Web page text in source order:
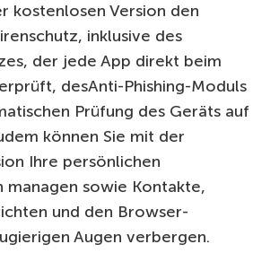
kostenlosen Version den
inklusive des
der jede App direkt beim
desAnti-Phishing-Moduls
Prüfung des Geräts auf
können Sie mit der
Ihre persönlichen
managen sowie Kontakte,
und den Browser-
Augen verbergen.